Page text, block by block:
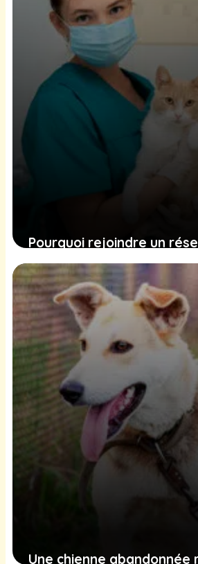
Pourquoi rejoindre un
clinique vétérinaire ?
4 octobre 2025
Une chienne abandonnée